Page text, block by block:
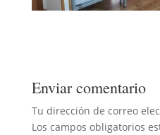
Enviar comentario
Tu dirección de correo
Los campos obligatorios